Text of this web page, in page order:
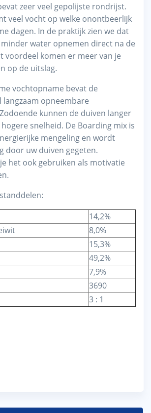
zeer veel gepolijste rondrijst.
veel vocht op welke onontbeerlijk
dagen. In de praktijk zien we dat
water opnemen direct na de
voordeel komen er meer van je
op de uitslag.
vochtopname bevat de
langzaam opneembare
kunnen de duiven langer
snelheid. De Boarding mix is
mengeling en wordt
door uw duiven gegeten.
het ook gebruiken als motivatie
14,2%
8,0%
15,3%
49,2%
7,9%
3690
3 : 1